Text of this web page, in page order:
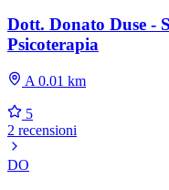
Dott. Donato Duse -
Psicoterapia
A 0.01 km
5
2 recensioni
DO